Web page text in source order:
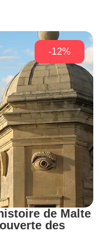
-12%
de Malte
des